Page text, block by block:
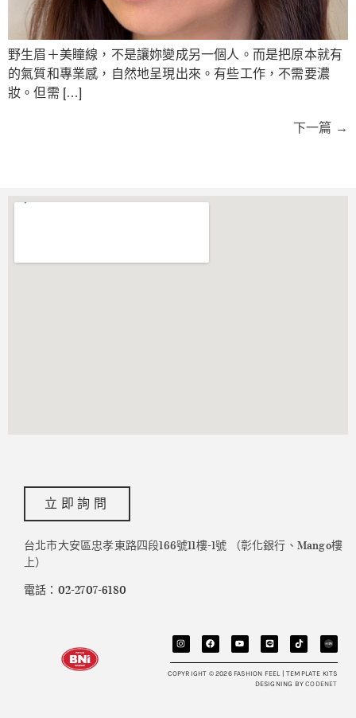
野生眉＋美瞳線，不是讓妳變成另一個人。而是把原本就有
的氣質和專業感，自然地呈現出來。有些工作，不需要濃
妝。但需 […]
下一篇 →
立即詢問
台北市大安區忠孝東路四段166號11樓-1號 （彰化銀行、Mango樓
上）
電話：02-2707-6180
COPYRIGHT © 2026 FASHION FEEL | TEMPLATE KITS
DESIGNING BYCODENET​